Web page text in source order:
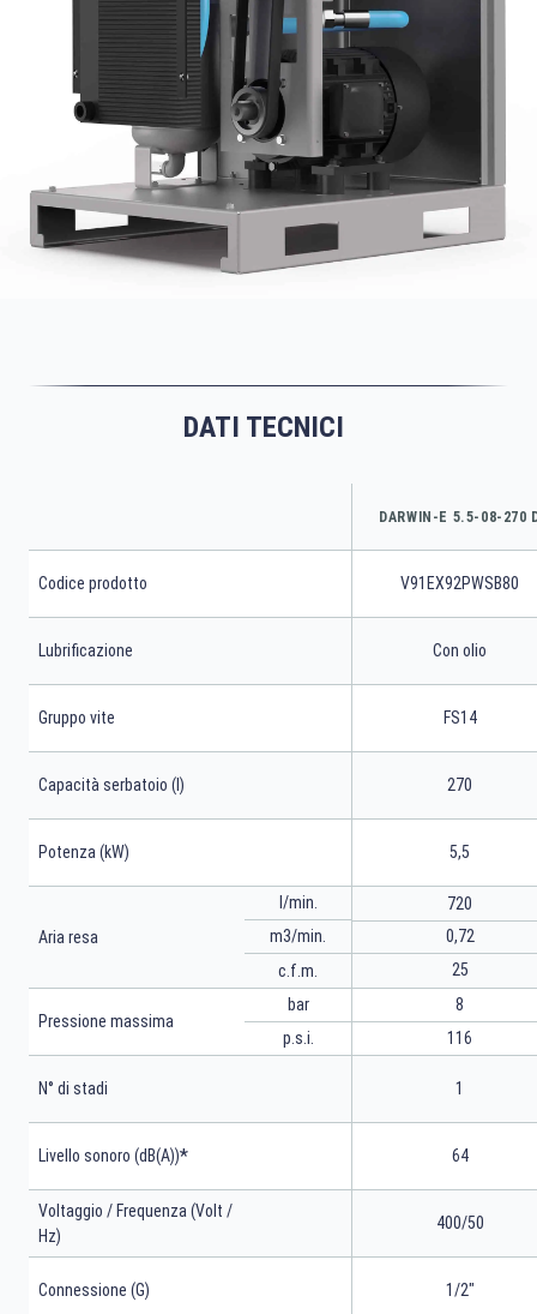
DATI TECNICI
DARWIN-E 5.5-08-270
Codice prodotto V91EX92PWSB80
Lubrificazione Con olio
Gruppo vite FS14
Capacità serbatoio (l) 270
Potenza (kW) 5,5
Aria resa
l/min.
m3/min.
c.f.m.
720
0,72
25
Pressione massima
bar
p.s.i.
8
116
N° di stadi 1
Livello sonoro (dB(A))* 64
Voltaggio / Frequenza (Volt /
Hz)
400/50
Connessione (G) 1/2"